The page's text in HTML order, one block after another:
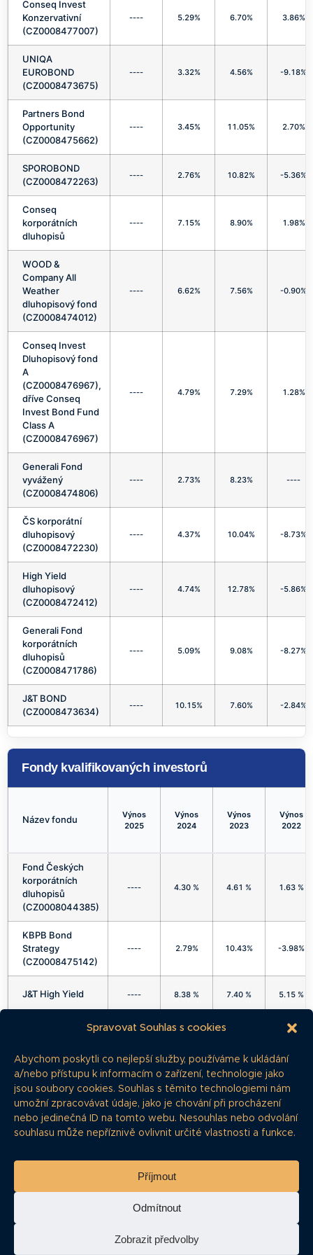
Spravovat Souhlas s cookies
Abychom poskytli co nejlepší služby, používáme k ukládání
a/nebo přístupu k informacím o zařízení, technologie jako
jsou soubory cookies. Souhlas s těmito technologiemi nám
umožní zpracovávat údaje, jako je chování při procházení
nebo jedinečná ID na tomto webu. Nesouhlas nebo odvolání
souhlasu může nepříznivě ovlivnit určité vlastnosti a funkce.
Příjmout
Odmítnout
Zobrazit předvolby
Conseq Invest
Konzervativní
(CZ0008477007)
---- 5.29% 6.70% 3.86%
UNIQA
EUROBOND
(CZ0008473675)
---- 3.32% 4.56% -9.18%
Partners Bond
Opportunity
(CZ0008475662)
---- 3.45% 11.05% 2.70%
SPOROBOND
(CZ0008472263)
---- 2.76% 10.82% -5.36%
Conseq
korporátních
dluhopisů
---- 7.15% 8.90% 1.98%
WOOD &
Company All
Weather
dluhopisový fond
(CZ0008474012)
---- 6.62% 7.56% -0.90%
Conseq Invest
Dluhopisový fond
A
(CZ0008476967),
dříve Conseq
Invest Bond Fund
Class A
(CZ0008476967)
---- 4.79% 7.29% 1.28%
Generali Fond
vyvážený
(CZ0008474806)
---- 2.73% 8.23% ----
ČS korporátní
dluhopisový
(CZ0008472230)
---- 4.37% 10.04% -8.73%
High Yield
dluhopisový
(CZ0008472412)
---- 4.74% 12.78% -5.86%
Generali Fond
korporátních
dluhopisů
(CZ0008471786)
---- 5.09% 9.08% -8.27%
J&T BOND
(CZ0008473634)
---- 10.15% 7.60% -2.84%
Fondy kvalifikovaných investorů
Název fondu
Výnos
2025
Výnos
2024
Výnos
2023
Výnos
2022
Fond Českých
korporátních
dluhopisů
(CZ0008044385)
---- 4.30 % 4.61 % 1.63 %
KBPB Bond
Strategy
(CZ0008475142)
---- 2.79% 10.43% -3.98%
J&T High Yield ---- 8.38 % 7.40 % 5.15 %
podfond
(CZ0008043106)
Vše o dluhopisech na jednom místě